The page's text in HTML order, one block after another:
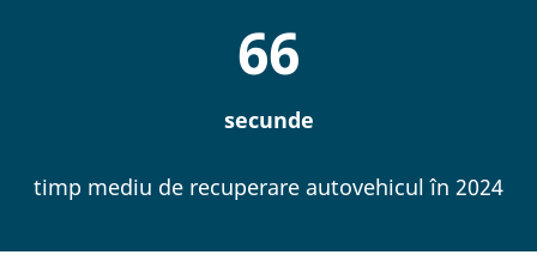
66
secunde
timp mediu de recuperare autovehicul în 2024